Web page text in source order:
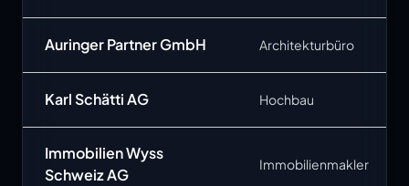
Auringer Partner GmbH Architekturbüro
Karl Schätti AG Hochbau
Immobilien Wyss
Schweiz AG
Immobilienmakler